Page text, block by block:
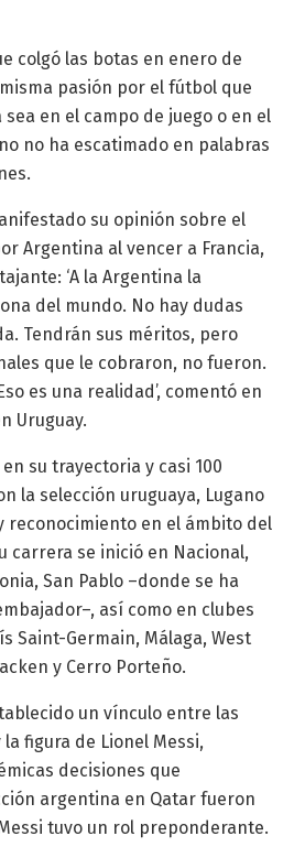
colgó las botas en enero de
pasión por el fútbol que
sea en el campo de juego o en el
no ha escatimado en palabras
su opinión sobre el
Argentina al vencer a Francia,
‘A la Argentina la
del mundo. No hay dudas
Tendrán sus méritos, pero
que le cobraron, no fueron.
es una realidad’, comentó en
Uruguay.
su trayectoria y casi 100
la selección uruguaya, Lugano
reconocimiento en el ámbito del
carrera se inició en Nacional,
San Pablo –donde se ha
así como en clubes
Saint-Germain, Málaga, West
y Cerro Porteño.
un vínculo entre las
figura de Lionel Messi,
decisiones que
argentina en Qatar fueron
tuvo un rol preponderante.